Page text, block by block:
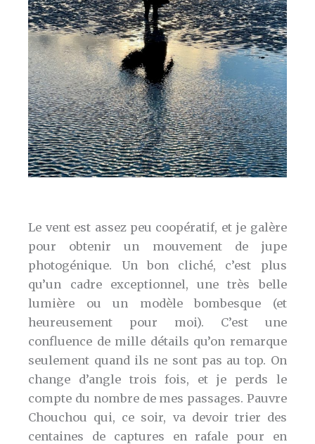
Le vent est assez peu coopératif, et je galère
pour obtenir un mouvement de jupe
photogénique. Un bon cliché, c’est plus
qu’un cadre exceptionnel, une très belle
lumière ou un modèle bombesque (et
heureusement pour moi). C’est une
confluence de mille détails qu’on remarque
seulement quand ils ne sont pas au top. On
change d’angle trois fois, et je perds le
compte du nombre de mes passages. Pauvre
Chouchou qui, ce soir, va devoir trier des
centaines de captures en rafale pour en